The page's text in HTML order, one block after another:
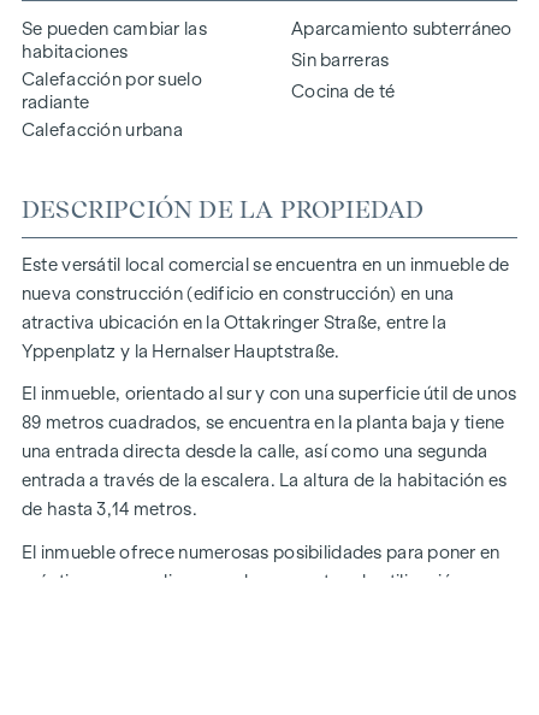
Se pueden cambiar las
habitaciones
Calefacción por suelo
radiante
Calefacción urbana
Aparcamiento subterráneo
Sin barreras
Cocina de té
DESCRIPCIÓN DE LA PROPIEDAD
Este versátil local comercial se encuentra en un inmueble de
nueva construcción (edificio en construcción) en una
atractiva ubicación en la Ottakringer Straße, entre la
Yppenplatz y la Hernalser Hauptstraße.
El inmueble, orientado al sur y con una superficie útil de unos
89 metros cuadrados, se encuentra en la planta baja y tiene
una entrada directa desde la calle, así como una segunda
entrada a través de la escalera. La altura de la habitación es
de hasta 3,14 metros.
El inmueble ofrece numerosas posibilidades para poner en
práctica una amplia gama de conceptos de utilización,